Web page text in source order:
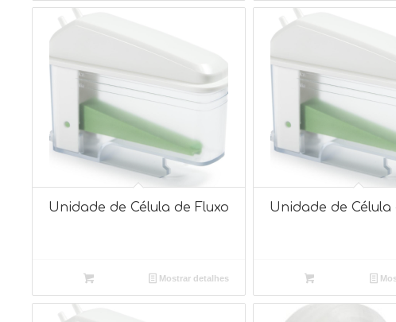
Unidade de Célula de Fluxo
Mostrar detalhes
Unidade de Célula